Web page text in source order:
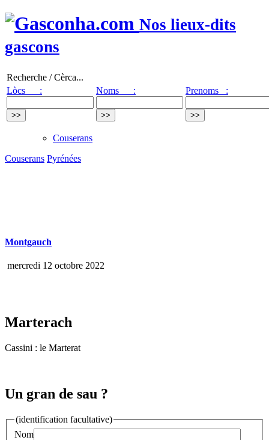
Nos lieux-dits
gascons
Recherche / Cèrca...
Lòcs :
Noms : Prenoms :
Couserans
Couserans Pyrénées
Montgauch
mercredi 12 octobre 2022
Marterach
Cassini : le Marterat
Un gran de sau ?
(identification facultative)
Nom